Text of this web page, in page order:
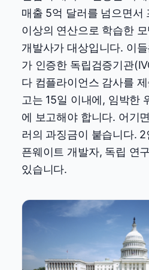
매출 5억 달러를 넘으면서
이상의 연산으로 학습한
개발사가 대상입니다. 이
가 인증한 독립검증기관
다 컴플라이언스 감사를
고는 15일 이내에, 임박한
에 보고해야 합니다. 어기
러의 과징금이 붙습니다.
픈웨이트 개발자, 독립 연
있습니다.